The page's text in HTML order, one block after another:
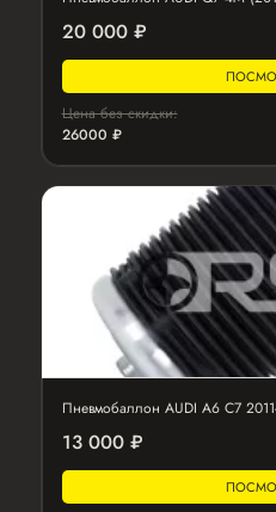
20 000 ₽
Цена без скидки:
26000 ₽
Пневмобаллон AUDI A6 C7
13 000 ₽